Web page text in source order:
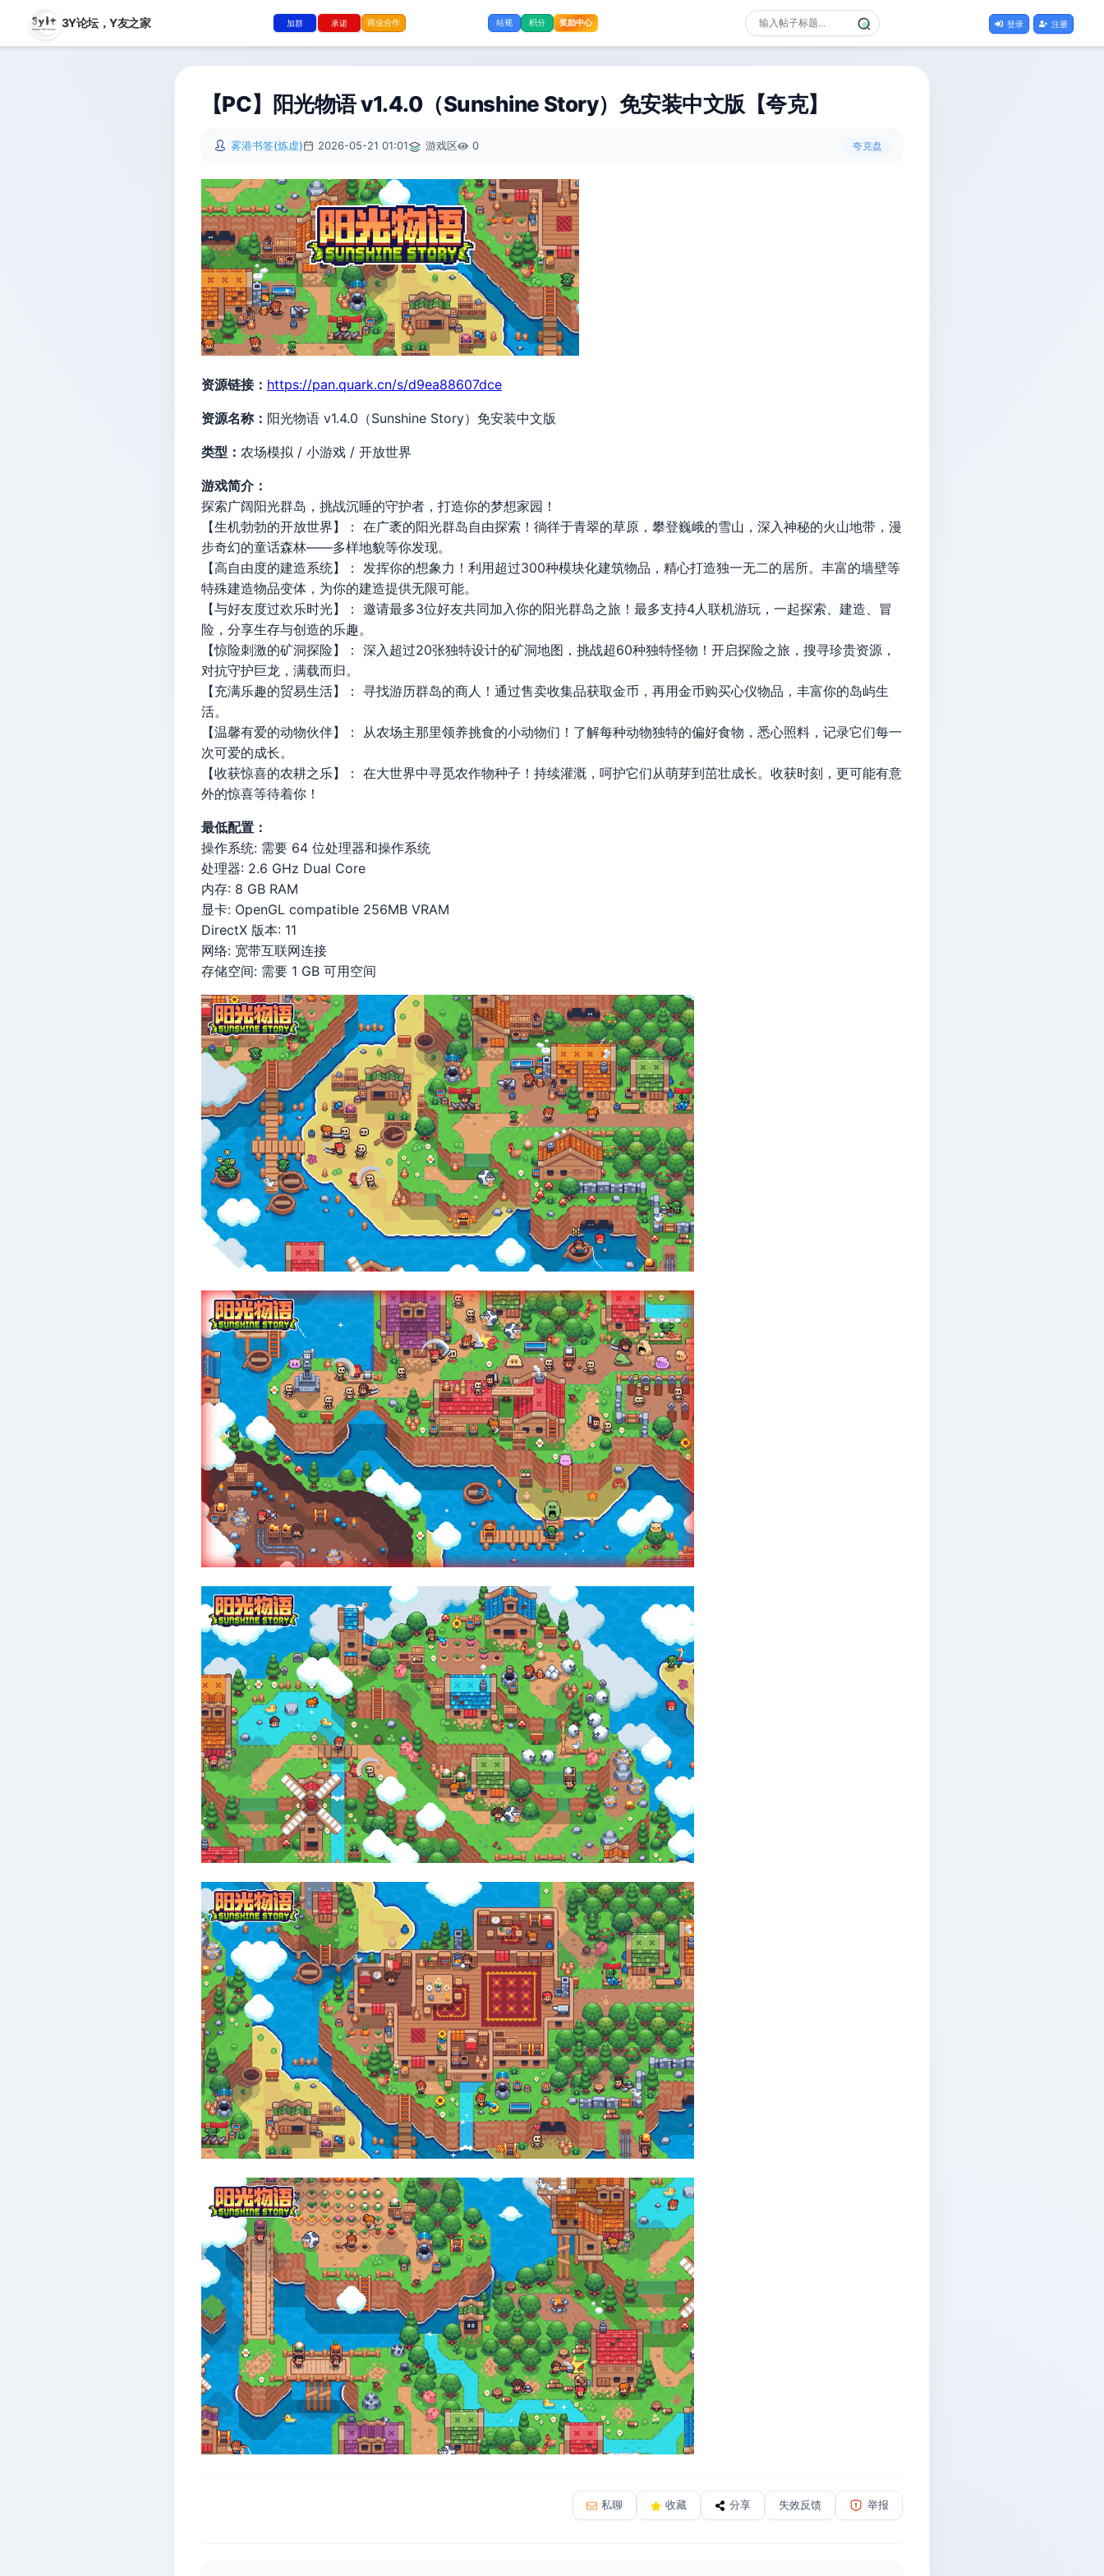
3Y论坛，Y友之家 加群 承诺 商业合作 站规 积分 奖励中心 登录 注册
【PC】阳光物语 v1.4.0（Sunshine Story）免安装中文版【夸克】
雾港书签(炼虚) 2026-05-21 01:01 游戏区 0 夸克盘
资源链接： https://pan.quark.cn/s/d9ea88607dce
资源名称： 阳光物语 v1.4.0（Sunshine Story）免安装中文版
类型： 农场模拟 / 小游戏 / 开放世界
游戏简介：
探索广阔阳光群岛，挑战沉睡的守护者，打造你的梦想家园！
【生机勃勃的开放世界】： 在广袤的阳光群岛自由探索！徜徉于青翠的草原，攀登巍峨的雪山，深入神秘的火山地带，漫
步奇幻的童话森林——多样地貌等你发现。
【高自由度的建造系统】： 发挥你的想象力！利用超过300种模块化建筑物品，精心打造独一无二的居所。丰富的墙壁等
特殊建造物品变体，为你的建造提供无限可能。
【与好友度过欢乐时光】： 邀请最多3位好友共同加入你的阳光群岛之旅！最多支持4人联机游玩，一起探索、建造、冒
险，分享生存与创造的乐趣。
【惊险刺激的矿洞探险】： 深入超过20张独特设计的矿洞地图，挑战超60种独特怪物！开启探险之旅，搜寻珍贵资源，
对抗守护巨龙，满载而归。
【充满乐趣的贸易生活】： 寻找游历群岛的商人！通过售卖收集品获取金币，再用金币购买心仪物品，丰富你的岛屿生
活。
【温馨有爱的动物伙伴】： 从农场主那里领养挑食的小动物们！了解每种动物独特的偏好食物，悉心照料，记录它们每一
次可爱的成长。
【收获惊喜的农耕之乐】： 在大世界中寻觅农作物种子！持续灌溉，呵护它们从萌芽到茁壮成长。收获时刻，更可能有意
外的惊喜等待着你！
最低配置：
操作系统: 需要 64 位处理器和操作系统
处理器: 2.6 GHz Dual Core
内存: 8 GB RAM
显卡: OpenGL compatible 256MB VRAM
DirectX 版本: 11
网络: 宽带互联网连接
存储空间: 需要 1 GB 可用空间
私聊 收藏 分享 失效反馈 举报